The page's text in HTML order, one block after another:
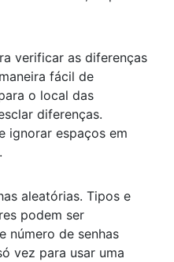
verificar as diferenças
fácil de
o local das
diferenças.
ignorar espaços em
aleatórias. Tipos e
podem ser
número de senhas
vez para usar uma